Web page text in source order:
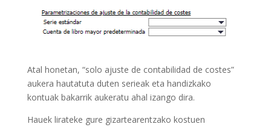
Atal honetan, “solo ajuste de contabilidad de costes”
aukera hautatuta duten serieak eta handizkako
kontuak bakarrik aukeratu ahal izango dira.
Hauek lirateke gure gizartearentzako kostuen